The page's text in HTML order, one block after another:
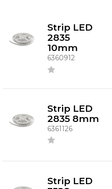
Strip LED
2835
10mm
6360912
Strip LED
2835 8mm
6361126
Strip LED